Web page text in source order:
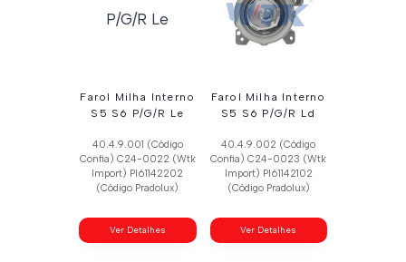
Farol Milha Interno
S5 S6 P/G/R Le
40.4.9.001 (Código
Confia) C24-0022 (Wtk
Import) Pl61142202
(Código Pradolux)
Ver Detalhes
Farol Milha Interno
S5 S6 P/G/R Ld
40.4.9.002 (Código
Confia) C24-0023 (Wtk
Import) Pl61142102
(Código Pradolux)
Ver Detalhes